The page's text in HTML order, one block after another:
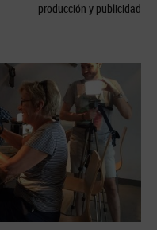
producción y publicidad